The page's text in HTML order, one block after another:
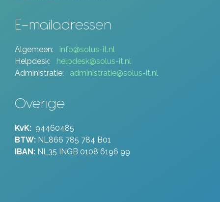
E-mailadressen
Algemeen: info@solus-it.nl
Helpdesk:
helpdesk@solus-it.nl
Administratie: administratie@solus-it.nl
Overige
KvK: 94460485
BTW: NL866 785 784 B01
IBAN: NL35 INGB 0108 6196 99